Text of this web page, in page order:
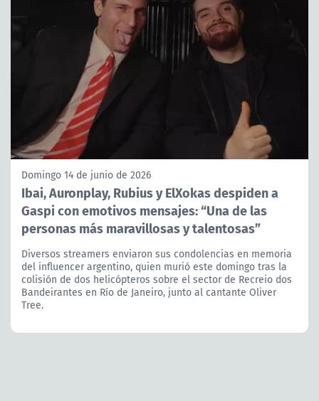
Domingo 14 de junio de 2026
Ibai, Auronplay, Rubius y ElXokas despiden a
Gaspi con emotivos mensajes: “Una de las
personas más maravillosas y talentosas”
Diversos streamers enviaron sus condolencias en memoria
del influencer argentino, quien murió este domingo tras la
colisión de dos helicópteros sobre el sector de Recreio dos
Bandeirantes en Río de Janeiro, junto al cantante Oliver
Tree.